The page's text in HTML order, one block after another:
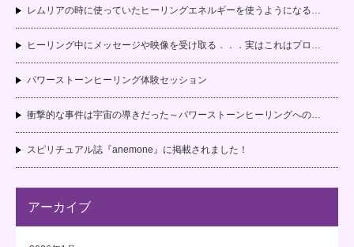
レムリアの時に使っていたヒーリングエネルギーを使うようになる…
ヒーリング中にメッセージや映像を受け取る．．．実はこれはプロ…
パワーストーンヒーリング体験セッション
衝撃的な事件は宇宙の導きだった～パワーストーンヒーリングへの…
スピリチュアル誌『anemone』に掲載されました！
アーカイブ